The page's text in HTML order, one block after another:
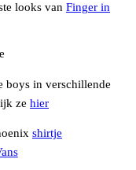
looks van Finger in
boys in verschillende
ze hier
shirtje